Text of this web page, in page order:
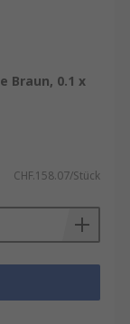
Braun, 0.1 x
CHF.158.07/Stück